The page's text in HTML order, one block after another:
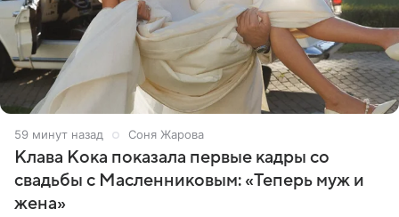
59 минут назад Соня Жарова
Клава Кока показала первые кадры со
свадьбы с Масленниковым: «Теперь муж и
жена»